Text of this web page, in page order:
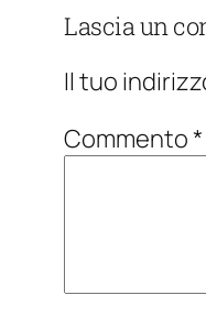
Lascia un
Il tuo
Commento*